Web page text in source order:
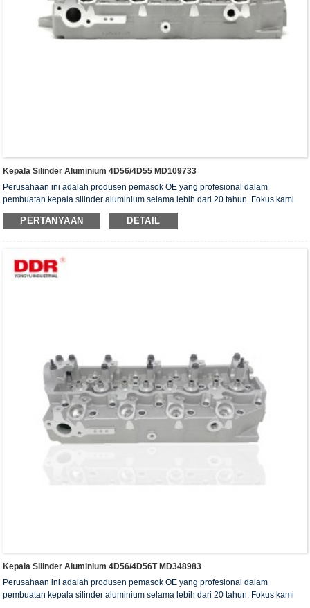
Kepala Silinder Aluminium 4D56/4D55 MD109733
Perusahaan ini adalah produsen pemasok OE yang profesional dalam
pembuatan kepala silinder aluminium selama lebih dari 20 tahun. Fokus kami
adalah pada kualitas dan layanan. Kepala silinder kami telah memperoleh
sertifikat otentikasi ISO16949, "Kepala silinder dengan penyegelan tinggi",
PERTANYAAN DETAIL
Kepala Silinder Aluminium 4D56/4D56T MD348983
Perusahaan ini adalah produsen pemasok OE yang profesional dalam
pembuatan kepala silinder aluminium selama lebih dari 20 tahun. Fokus kami